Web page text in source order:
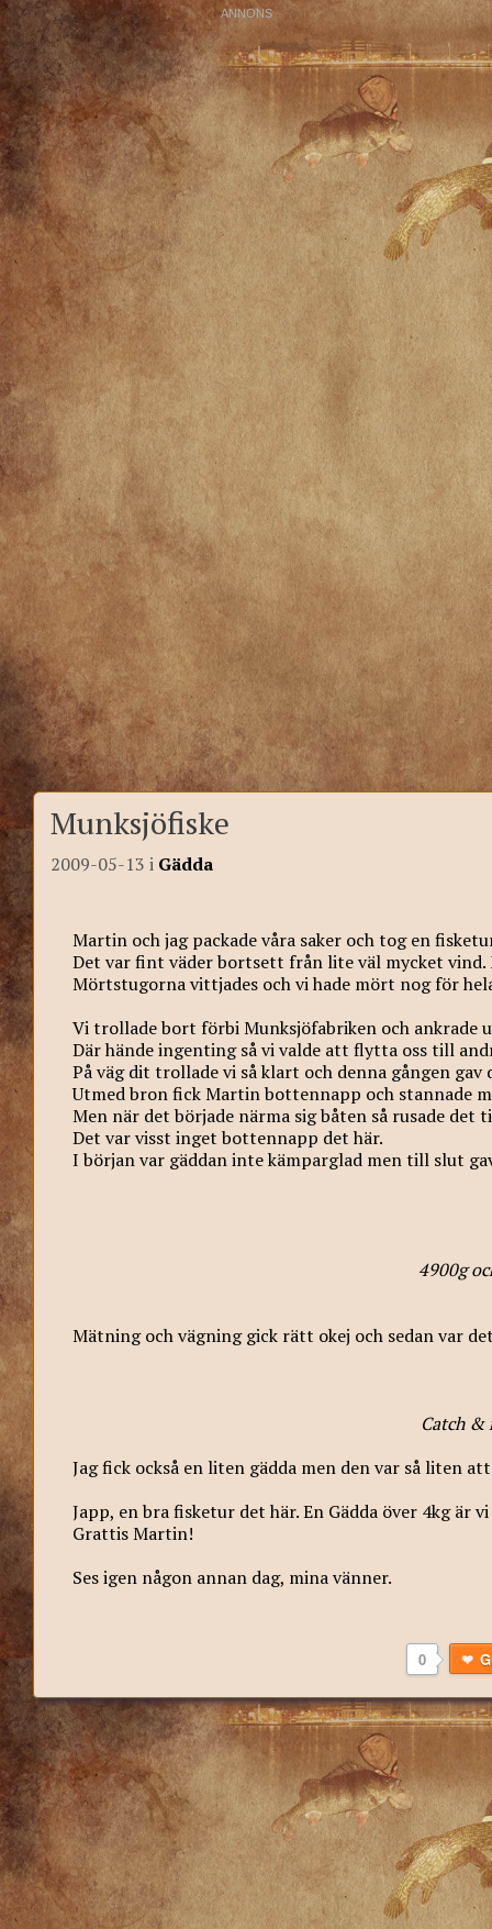
Munksjöfiske
2009-05-13 i Gädda
Martin och jag packade våra saker och tog en
Det var fint väder bortsett från lite väl mycket vind.
Mörtstugorna vittjades och vi hade mört nog för
Vi trollade bort förbi Munksjöfabriken och ankrade
Där hände ingenting så vi valde att flytta oss till
På väg dit trollade vi så klart och denna gången
Utmed bron fick Martin bottennapp och stannade
Men när det började närma sig båten så rusade
Det var visst inget bottennapp det här.
I början var gäddan inte kämparglad men till slut
4900g
Mätning och vägning gick rätt okej och sedan var
Catch &
Jag fick också en liten gädda men den var så liten
Japp, en bra fisketur det här. En Gädda över 4kg är
Grattis Martin!
Ses igen någon annan dag, mina vänner.
0